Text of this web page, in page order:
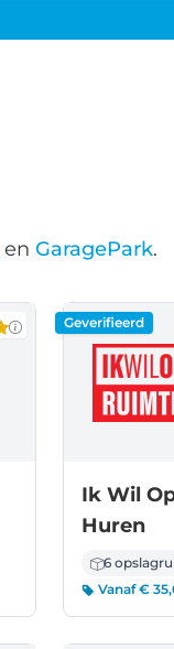
en GaragePark.
Geverifieerd
Ik Wil
Huren
6
Vanaf €